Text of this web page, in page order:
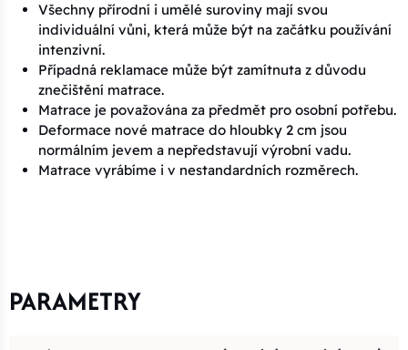
Všechny přírodní i umělé suroviny mají svou
individuální vůni, která může být na začátku používání
intenzivní.
Případná reklamace může být zamítnuta z důvodu
znečištění matrace.
Matrace je považována za předmět pro osobní potřebu.
Deformace nové matrace do hloubky 2 cm jsou
normálním jevem a nepředstavují výrobní vadu.
Matrace vyrábíme i v nestandardních rozměrech.
PARAMETRY